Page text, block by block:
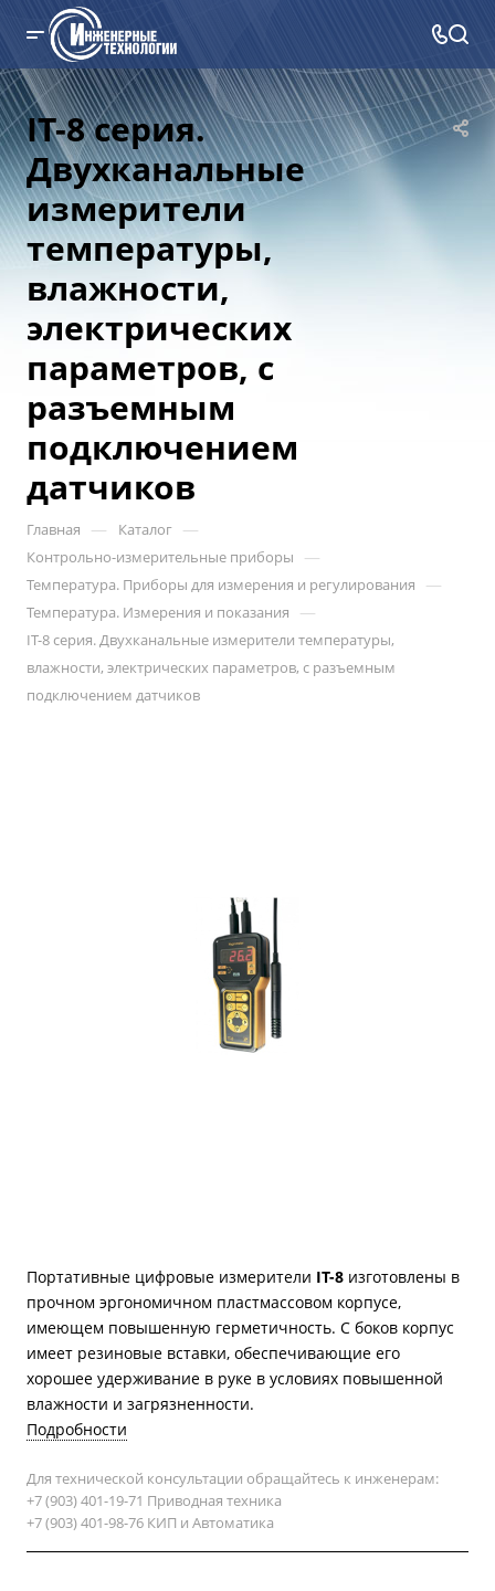
IT-8 серия.
Двухканальные
измерители
температуры,
влажности,
электрических
параметров, с
разъемным
подключением
датчиков
Главная — Каталог —
Контрольно-измерительные приборы —
Температура. Приборы для измерения и регулирования —
Температура. Измерения и показания —
IT-8 серия. Двухканальные измерители температуры,
влажности, электрических параметров, с разъемным
подключением датчиков
Портативные цифровые измерители IT-8 изготовлены в
прочном эргономичном пластмассовом корпусе,
имеющем повышенную герметичность. С боков корпус
имеет резиновые вставки, обеспечивающие его
хорошее удерживание в руке в условиях повышенной
влажности и загрязненности.
Подробности
Для технической консультации обращайтесь к инженерам:
+7 (903) 401-19-71 Приводная техника
+7 (903) 401-98-76 КИП и Автоматика